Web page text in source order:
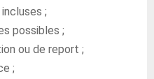
;
possibles ;
ou de report ;
;